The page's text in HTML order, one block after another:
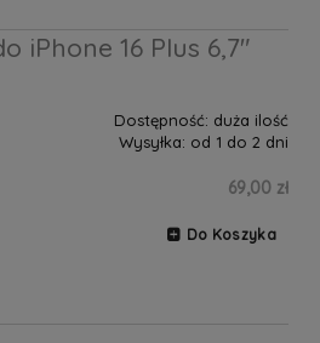
iPhone 16 Plus 6,7"
Dostępność: duża ilość
Wysyłka: od 1 do 2 dni
69,00 zł
Do Koszyka